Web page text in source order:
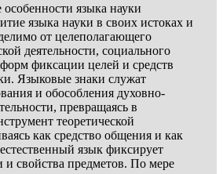
языка науки
языка науки в своих истоках и
от целеполагающего
деятельности, социального
фиксации целей и средств
Языковые знаки служат
и обособления духовно-
превращаясь в
теоретической
как средство общения и как
язык фиксирует
и свойства предметов. По мере